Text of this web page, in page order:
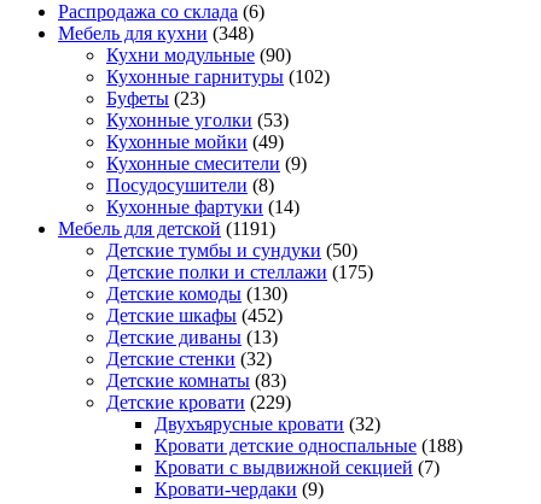
Распродажа со склада (6)
Мебель для кухни (348)
Кухни модульные (90)
Кухонные гарнитуры (102)
Буфеты (23)
Кухонные уголки (53)
Кухонные мойки (49)
Кухонные смесители (9)
Посудосушители (8)
Кухонные фартуки (14)
Мебель для детской (1191)
Детские тумбы и сундуки (50)
Детские полки и стеллажи (175)
Детские комоды (130)
Детские шкафы (452)
Детские диваны (13)
Детские стенки (32)
Детские комнаты (83)
Детские кровати (229)
Двухъярусные кровати (32)
Кровати детские односпальные (188)
Кровати с выдвижной секцией (7)
Кровати-чердаки (9)